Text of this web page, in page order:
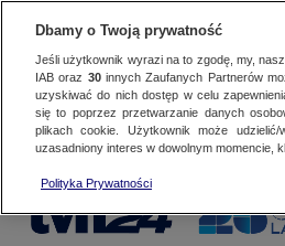
Dbamy o Twoją prywatność
Jeśli użytkownik wyrazi na to zgodę, my,
IAB oraz 30innych Zaufanych Partnerów
uzyskiwać do nich dostęp w celu
się to poprzez przetwarzanie danych
plikach cookie. Użytkownik może
uzasadniony interes w dowolnym momencie,
Polityka Prywatności